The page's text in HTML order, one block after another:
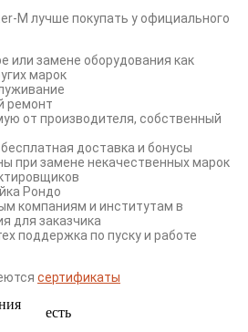
M лучше покупать у официального
или замене оборудования как
марок
ремонт
от производителя, собственный
доставка и бонусы
при замене некачественных марок
Рондо
компаниям и институтам в
для заказчика
поддержка по пуску и работе
сертификаты
есть